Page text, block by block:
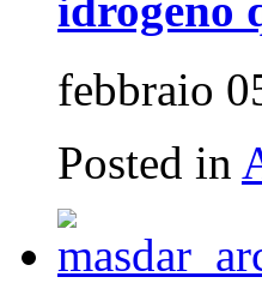
idrogeno
febbraio
Posted in